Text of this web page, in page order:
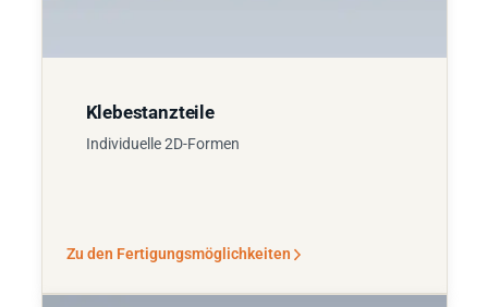
Klebestanzteile
Individuelle 2D-Formen
Zu den Fertigungsmöglichkeiten